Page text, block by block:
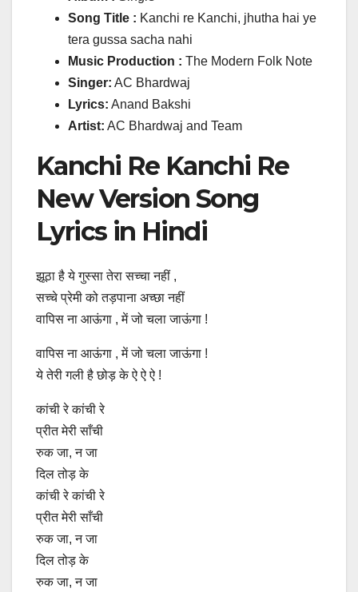
Song Title : Kanchi re Kanchi, jhutha hai ye
tera gussa sacha nahi
Music Production : The Modern Folk Note
Singer: AC Bhardwaj
Lyrics: Anand Bakshi
Artist: AC Bhardwaj and Team
Kanchi Re Kanchi Re
New Version Song
Lyrics in Hindi
झूठा है ये गुस्सा तेरा सच्चा नहीं ,
सच्चे प्रेमी को तड़पाना अच्छा नहीं
वापिस ना आऊंगा , में जो चला जाऊंगा !
वापिस ना आऊंगा , में जो चला जाऊंगा !
ये तेरी गली है छोड़ के ऐ ऐ ऐ !
कांची रे कांची रे
प्रीत मेरी साँची
रुक जा, न जा
दिल तोड़ के
कांची रे कांची रे
प्रीत मेरी साँची
रुक जा, न जा
दिल तोड़ के
रुक जा, न जा